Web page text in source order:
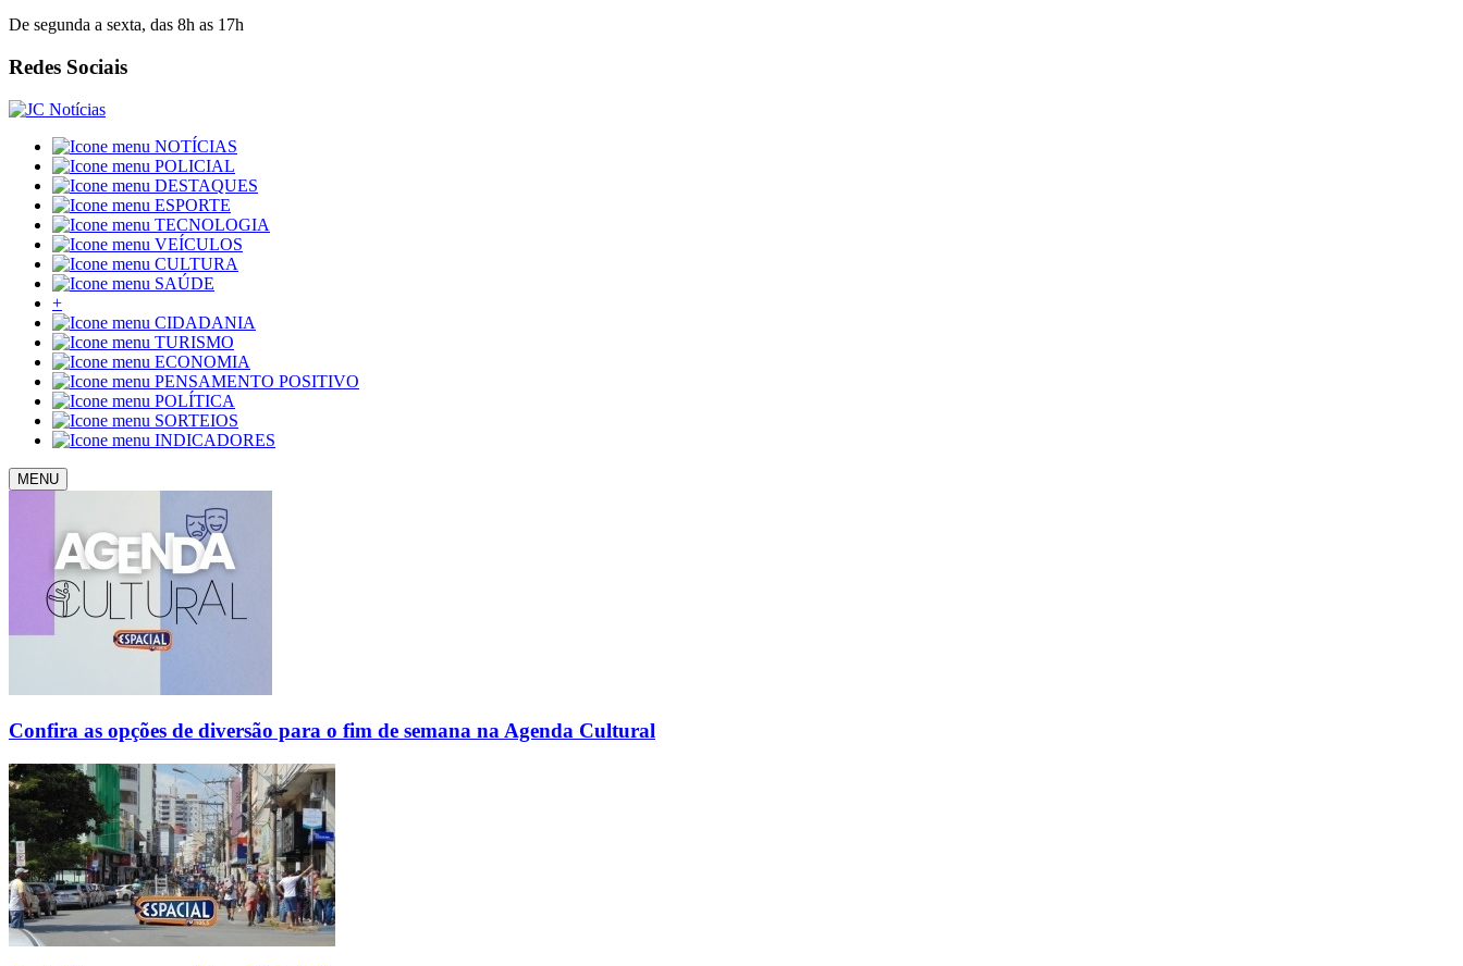
De segunda a sexta, das 8h as 17h
Redes Sociais
NOTÍCIAS
POLICIAL
DESTAQUES
ESPORTE
TECNOLOGIA
VEÍCULOS
CULTURA
SAÚDE
+
CIDADANIA
TURISMO
ECONOMIA
PENSAMENTO POSITIVO
POLÍTICA
SORTEIOS
INDICADORES
MENU
Confira as opções de diversão para o fim de semana na Agenda Cultural